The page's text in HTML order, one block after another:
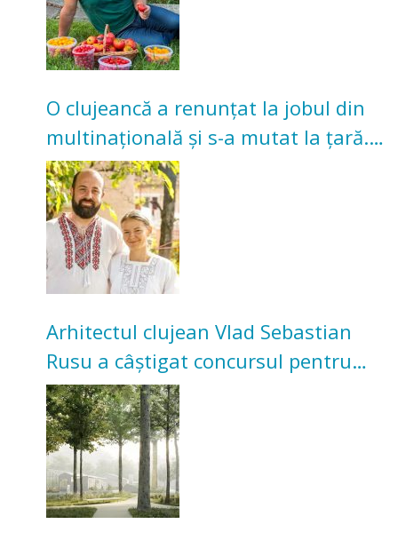
O clujeancă a renunțat la jobul din
multinațională și s-a mutat la țară.
Acum cultivă legume în grădina
bunicilor
Arhitectul clujean Vlad Sebastian
Rusu a câștigat concursul pentru
transformarea Grădinii Casei
Universitarilor